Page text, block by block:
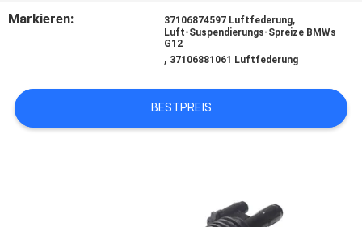
FORDERN
EIN
ZITAT
Markieren: 37106874597 Luftfederung,
Luft-Suspendierungs-Spreize BMWs
G12
, 37106881061 Luftfederung
BESTPREIS